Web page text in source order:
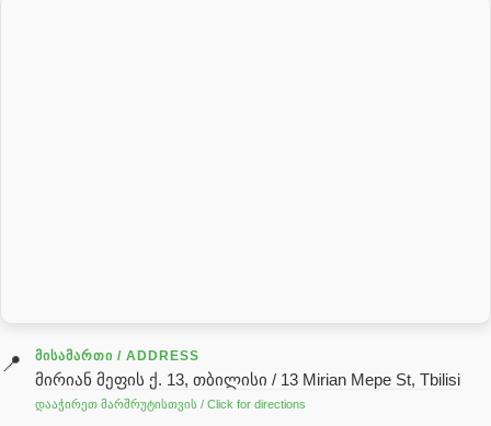
გადაცემათა კოლოფის ზეთი( კარობკის ზეთი)
ძრავის ზეთი
ჰიდრავლიკის ზეთი
📍 ᲛᲘᲡᲐᲛᲐᲠᲗᲘ / ADDRESS
მირიან მეფის ქ. 13, თბილისი / 13 Mirian Mepe St, Tbilisi
დააჭირეთ მარშრუტისთვის / Click for directions